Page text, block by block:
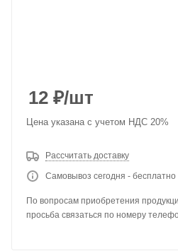
12 ₽/шт
Цена указана с учетом НДС 20%
Рассчитать доставку
Самовывоз сегодня - бесплатно
По вопросам приобретения
просьба связаться по номеру